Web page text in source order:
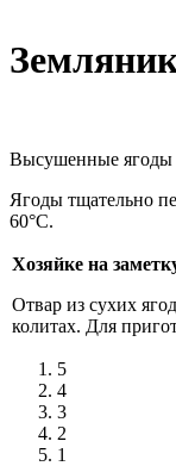
Высушенные ягоды
Ягоды тщательно
60°С.
Хозяйке на
Отвар из сухих
колитах. Для
5
4
3
2
1